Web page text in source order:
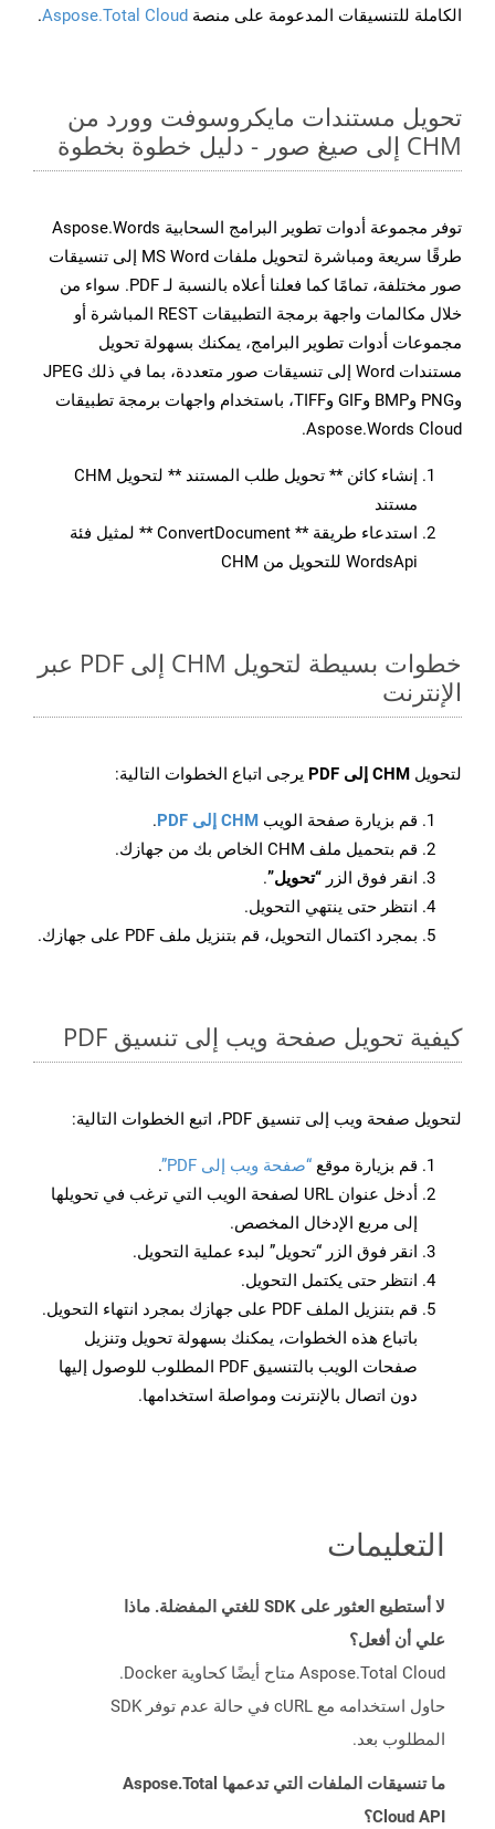
الكاملة للتنسيقات المدعومة على منصة Aspose.Total Cloud
.
تحويل مستندات مايكروسوفت وورد من
CHM إلى صيغ صور - دليل خطوة بخطوة
توفر مجموعة أدوات تطوير البرامج السحابية Aspose.Words
طرقًا سريعة ومباشرة لتحويل ملفات MS Word إلى تنسيقات
صور مختلفة، تمامًا كما فعلنا أعلاه بالنسبة لـ PDF. سواء من
خلال مكالمات واجهة برمجة التطبيقات REST المباشرة أو
مجموعات أدوات تطوير البرامج، يمكنك بسهولة تحويل
مستندات Word إلى تنسيقات صور متعددة، بما في ذلك JPEG
وPNG وBMP وGIF وTIFF، باستخدام واجهات برمجة تطبيقات
Aspose.Words Cloud.
إنشاء كائن ** تحويل طلب المستند ** لتحويل CHM
مستند
استدعاء طريقة ** ConvertDocument ** لمثيل فئة
WordsApi للتحويل من CHM
خطوات بسيطة لتحويل CHM إلى PDF عبر
الإنترنت
لتحويل CHM إلى PDF يرجى اتباع الخطوات التالية:
قم بزيارة صفحة الويب CHM إلى PDF
.
قم بتحميل ملف CHM الخاص بك من جهازك.
انقر فوق الزر “تحويل”.
انتظر حتى ينتهي التحويل.
بمجرد اكتمال التحويل، قم بتنزيل ملف PDF على جهازك.
كيفية تحويل صفحة ويب إلى تنسيق PDF
لتحويل صفحة ويب إلى تنسيق PDF، اتبع الخطوات التالية:
قم بزيارة موقع “صفحة ويب إلى PDF”
.
أدخل عنوان URL لصفحة الويب التي ترغب في تحويلها
إلى مربع الإدخال المخصص.
انقر فوق الزر “تحويل” لبدء عملية التحويل.
انتظر حتى يكتمل التحويل.
قم بتنزيل الملف PDF على جهازك بمجرد انتهاء التحويل.
باتباع هذه الخطوات، يمكنك بسهولة تحويل وتنزيل
صفحات الويب بالتنسيق PDF المطلوب للوصول إليها
دون اتصال بالإنترنت ومواصلة استخدامها.
التعليمات
لا أستطيع العثور على SDK للغتي المفضلة. ماذا
علي أن أفعل؟
Aspose.Total Cloud متاح أيضًا كحاوية Docker.
حاول استخدامه مع cURL في حالة عدم توفر SDK
المطلوب بعد.
ما تنسيقات الملفات التي تدعمها Aspose.Total
Cloud API؟